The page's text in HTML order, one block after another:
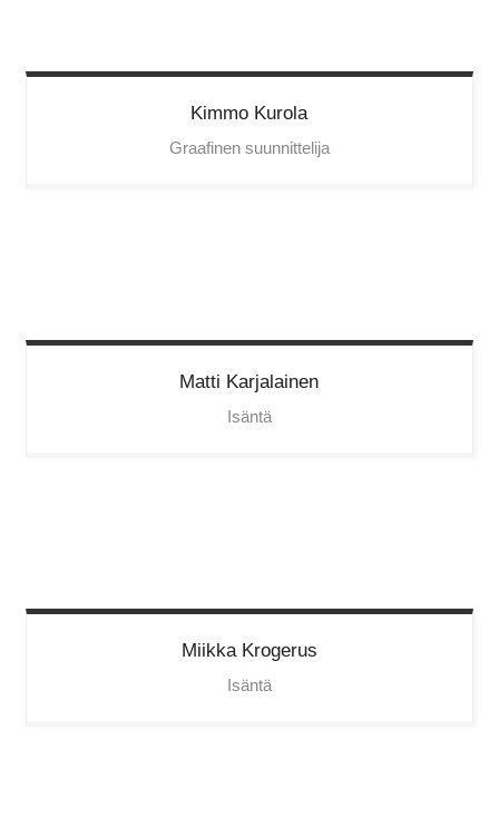
Kimmo Kurola
Graafinen suunnittelija
Matti Karjalainen
Isäntä
Miikka Krogerus
Isäntä